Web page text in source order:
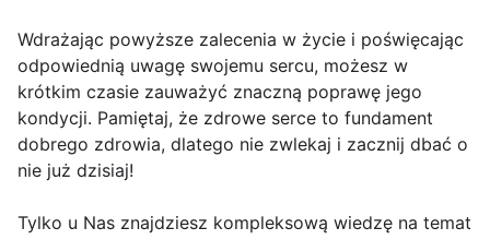
Wdrażając powyższe zalecenia w życie i poświęcając
odpowiednią uwagę swojemu sercu, możesz w
krótkim czasie zauważyć znaczną poprawę jego
kondycji. Pamiętaj, że zdrowe serce to fundament
dobrego zdrowia, dlatego nie zwlekaj i zacznij dbać o
nie już dzisiaj!
Tylko u Nas znajdziesz kompleksową wiedzę na temat